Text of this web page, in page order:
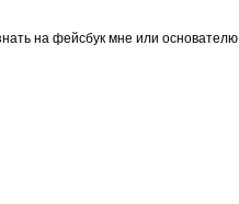
на фейсбук мне или основателю